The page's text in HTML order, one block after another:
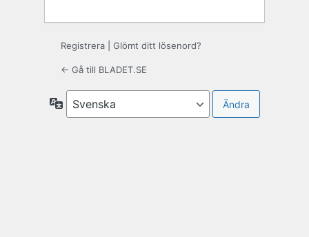
Registrera Glömt ditt lösenord?
← Gå till BLADET.SE
Språk